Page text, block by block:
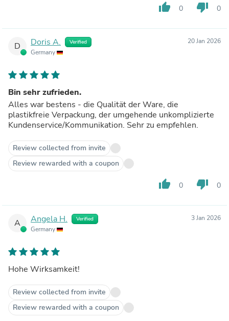
thumb_up 0 thumb_down 0
D Doris A. Verified
Germany
20 Jan 2026
Bin sehr zufrieden.
Alles war bestens - die Qualität der Ware, die
plastikfreie Verpackung, der umgehende unkomplizierte
Kundenservice/Kommunikation. Sehr zu empfehlen.
Review collected from invite
Review rewarded with a coupon
thumb_up 0 thumb_down 0
A Angela H. Verified
Germany
3 Jan 2026
Hohe Wirksamkeit!
Review collected from invite
Review rewarded with a coupon